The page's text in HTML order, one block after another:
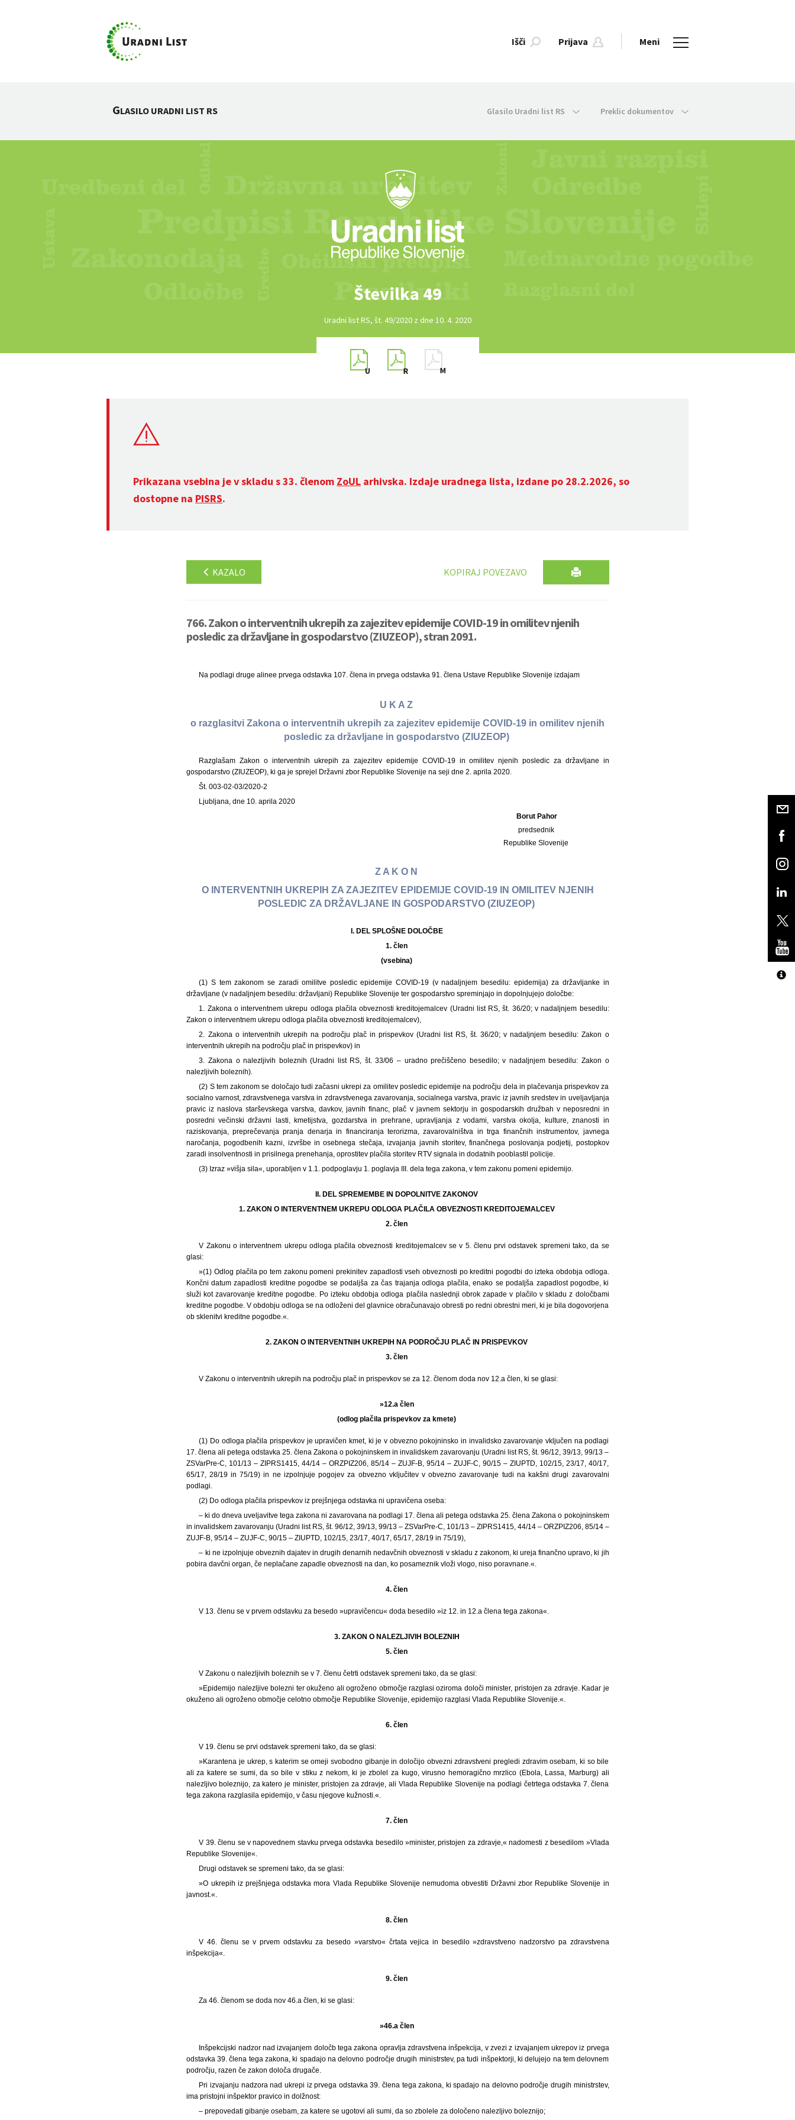
Išči Prijava Meni
GLASILO URADNI LIST RS Glasilo Uradni list RS Preklic dokumentov
Številka 49
Uradni list RS, št. 49/2020 z dne 10. 4. 2020
Prikazana vsebina je v skladu s 33. členom ZoUL arhivska. Izdaje uradnega lista, izdane po 28.2.2026, so
dostopne na PISRS.
KAZALO KOPIRAJ POVEZAVO
766. Zakon o interventnih ukrepih za zajezitev epidemije COVID-19 in omilitev njenih
posledic za državljane in gospodarstvo (ZIUZEOP), stran 2091.
Na podlagi druge alinee prvega odstavka 107. člena in prvega odstavka 91. člena Ustave Republike Slovenije izdajam
U K A Z
o razglasitvi Zakona o interventnih ukrepih za zajezitev epidemije COVID-19 in omilitev njenih
posledic za državljane in gospodarstvo (ZIUZEOP)
Razglašam Zakon o interventnih ukrepih za zajezitev epidemije COVID-19 in omilitev njenih posledic za državljane in
gospodarstvo (ZIUZEOP), ki ga je sprejel Državni zbor Republike Slovenije na seji dne 2. aprila 2020.
Št. 003-02-03/2020-2
Ljubljana, dne 10. aprila 2020
Borut Pahor
predsednik
Republike Slovenije
Z A K O N
O INTERVENTNIH UKREPIH ZA ZAJEZITEV EPIDEMIJE COVID-19 IN OMILITEV NJENIH
POSLEDIC ZA DRŽAVLJANE IN GOSPODARSTVO (ZIUZEOP)
I. DEL SPLOŠNE DOLOČBE
1. člen
(vsebina)
(1) S tem zakonom se zaradi omilitve posledic epidemije COVID-19 (v nadaljnjem besedilu: epidemija) za državljanke in
državljane (v nadaljnjem besedilu: državljani) Republike Slovenije ter gospodarstvo spreminjajo in dopolnjujejo določbe:
1. Zakona o interventnem ukrepu odloga plačila obveznosti kreditojemalcev (Uradni list RS, št. 36/20; v nadaljnjem besedilu:
Zakon o interventnem ukrepu odloga plačila obveznosti kreditojemalcev),
2. Zakona o interventnih ukrepih na področju plač in prispevkov (Uradni list RS, št. 36/20; v nadaljnjem besedilu: Zakon o
interventnih ukrepih na področju plač in prispevkov) in
3. Zakona o nalezljivih boleznih (Uradni list RS, št. 33/06 – uradno prečiščeno besedilo; v nadaljnjem besedilu: Zakon o
nalezljivih boleznih).
(2) S tem zakonom se določajo tudi začasni ukrepi za omilitev posledic epidemije na področju dela in plačevanja prispevkov za
socialno varnost, zdravstvenega varstva in zdravstvenega zavarovanja, socialnega varstva, pravic iz javnih sredstev in uveljavljanja
pravic iz naslova starševskega varstva, davkov, javnih financ, plač v javnem sektorju in gospodarskih družbah v neposredni in
posredni večinski državni lasti, kmetijstva, gozdarstva in prehrane, upravljanja z vodami, varstva okolja, kulture, znanosti in
raziskovanja, preprečevanja pranja denarja in financiranja terorizma, zavarovalništva in trga finančnih instrumentov, javnega
naročanja, pogodbenih kazni, izvršbe in osebnega stečaja, izvajanja javnih storitev, finančnega poslovanja podjetij, postopkov
zaradi insolventnosti in prisilnega prenehanja, oprostitev plačila storitev RTV signala in dodatnih pooblastil policije.
(3) Izraz »višja sila«, uporabljen v 1.1. podpoglavju 1. poglavja III. dela tega zakona, v tem zakonu pomeni epidemijo.
II. DEL SPREMEMBE IN DOPOLNITVE ZAKONOV
1. ZAKON O INTERVENTNEM UKREPU ODLOGA PLAČILA OBVEZNOSTI KREDITOJEMALCEV
2. člen
V Zakonu o interventnem ukrepu odloga plačila obveznosti kreditojemalcev se v 5. členu prvi odstavek spremeni tako, da se
glasi:
»(1) Odlog plačila po tem zakonu pomeni prekinitev zapadlosti vseh obveznosti po kreditni pogodbi do izteka obdobja odloga.
Končni datum zapadlosti kreditne pogodbe se podaljša za čas trajanja odloga plačila, enako se podaljša zapadlost pogodbe, ki
služi kot zavarovanje kreditne pogodbe. Po izteku obdobja odloga plačila naslednji obrok zapade v plačilo v skladu z določbami
kreditne pogodbe. V obdobju odloga se na odloženi del glavnice obračunavajo obresti po redni obrestni meri, ki je bila dogovorjena
ob sklenitvi kreditne pogodbe.«.
2. ZAKON O INTERVENTNIH UKREPIH NA PODROČJU PLAČ IN PRISPEVKOV
3. člen
V Zakonu o interventnih ukrepih na področju plač in prispevkov se za 12. členom doda nov 12.a člen, ki se glasi:
»12.a člen
(odlog plačila prispevkov za kmete)
(1) Do odloga plačila prispevkov je upravičen kmet, ki je v obvezno pokojninsko in invalidsko zavarovanje vključen na podlagi
17. člena ali petega odstavka 25. člena Zakona o pokojninskem in invalidskem zavarovanju (Uradni list RS, št. 96/12, 39/13, 99/13 –
ZSVarPre-C, 101/13 – ZIPRS1415, 44/14 – ORZPIZ206, 85/14 – ZUJF-B, 95/14 – ZUJF-C, 90/15 – ZIUPTD, 102/15, 23/17, 40/17,
65/17, 28/19 in 75/19) in ne izpolnjuje pogojev za obvezno vključitev v obvezno zavarovanje tudi na kakšni drugi zavarovalni
podlagi.
(2) Do odloga plačila prispevkov iz prejšnjega odstavka ni upravičena oseba:
– ki do dneva uveljavitve tega zakona ni zavarovana na podlagi 17. člena ali petega odstavka 25. člena Zakona o pokojninskem
in invalidskem zavarovanju (Uradni list RS, št. 96/12, 39/13, 99/13 – ZSVarPre-C, 101/13 – ZIPRS1415, 44/14 – ORZPIZ206, 85/14 –
ZUJF-B, 95/14 – ZUJF-C, 90/15 – ZIUPTD, 102/15, 23/17, 40/17, 65/17, 28/19 in 75/19),
– ki ne izpolnjuje obveznih dajatev in drugih denarnih nedavčnih obveznosti v skladu z zakonom, ki ureja finančno upravo, ki jih
pobira davčni organ, če neplačane zapadle obveznosti na dan, ko posameznik vloži vlogo, niso poravnane.«.
4. člen
V 13. členu se v prvem odstavku za besedo »upravičencu« doda besedilo »iz 12. in 12.a člena tega zakona«.
3. ZAKON O NALEZLJIVIH BOLEZNIH
5. člen
V Zakonu o nalezljivih boleznih se v 7. členu četrti odstavek spremeni tako, da se glasi:
»Epidemijo nalezljive bolezni ter okuženo ali ogroženo območje razglasi oziroma določi minister, pristojen za zdravje. Kadar je
okuženo ali ogroženo območje celotno območje Republike Slovenije, epidemijo razglasi Vlada Republike Slovenije.«.
6. člen
V 19. členu se prvi odstavek spremeni tako, da se glasi:
»Karantena je ukrep, s katerim se omeji svobodno gibanje in določijo obvezni zdravstveni pregledi zdravim osebam, ki so bile
ali za katere se sumi, da so bile v stiku z nekom, ki je zbolel za kugo, virusno hemoragično mrzlico (Ebola, Lassa, Marburg) ali
nalezljivo boleznijo, za katero je minister, pristojen za zdravje, ali Vlada Republike Slovenije na podlagi četrtega odstavka 7. člena
tega zakona razglasila epidemijo, v času njegove kužnosti.«.
7. člen
V 39. členu se v napovednem stavku prvega odstavka besedilo »minister, pristojen za zdravje,« nadomesti z besedilom »Vlada
Republike Slovenije«.
Drugi odstavek se spremeni tako, da se glasi:
»O ukrepih iz prejšnjega odstavka mora Vlada Republike Slovenije nemudoma obvestiti Državni zbor Republike Slovenije in
javnost.«.
8. člen
V 46. členu se v prvem odstavku za besedo »varstvo« črtata vejica in besedilo »zdravstveno nadzorstvo pa zdravstvena
inšpekcija«.
9. člen
Za 46. členom se doda nov 46.a člen, ki se glasi:
»46.a člen
Inšpekcijski nadzor nad izvajanjem določb tega zakona opravlja zdravstvena inšpekcija, v zvezi z izvajanjem ukrepov iz prvega
odstavka 39. člena tega zakona, ki spadajo na delovno področje drugih ministrstev, pa tudi inšpektorji, ki delujejo na tem delovnem
področju, razen če zakon določa drugače.
Pri izvajanju nadzora nad ukrepi iz prvega odstavka 39. člena tega zakona, ki spadajo na delovno področje drugih ministrstev,
ima pristojni inšpektor pravico in dolžnost:
– prepovedati gibanje osebam, za katere se ugotovi ali sumi, da so zbolele za določeno nalezljivo boleznijo;